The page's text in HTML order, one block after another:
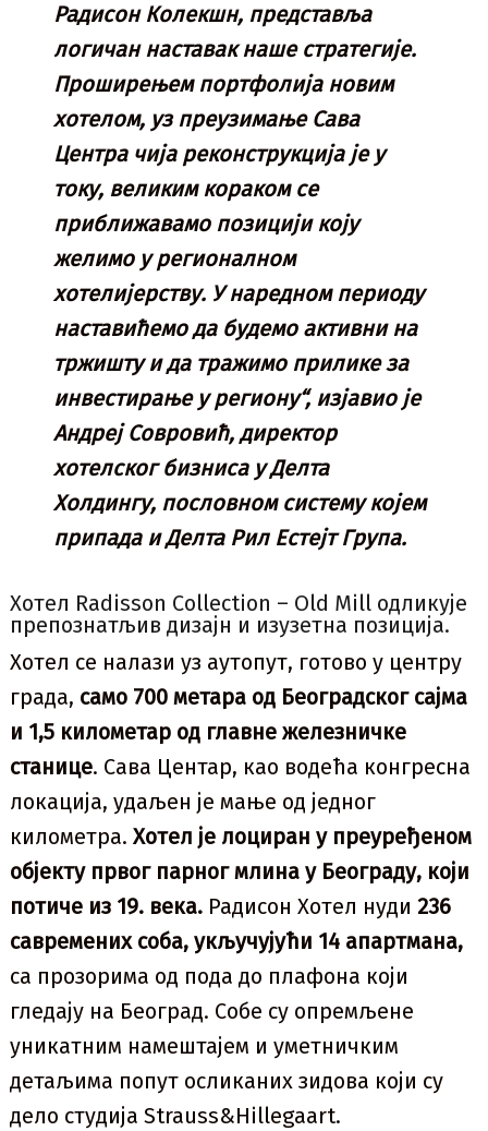
Радисон Колекшн, представља
логичан наставак наше стратегије.
Проширењем портфолија новим
хотелом, уз преузимање Сава
Центра чија реконструкција је у
току, великим кораком се
приближавамо позицији коју
желимо у регионалном
хотелијерству. У наредном периоду
наставићемо да будемо активни на
тржишту и да тражимо прилике за
инвестирање у региону“, изјавио је
Андреј Совровић, директор
хотелског бизниса у Делта
Холдингу, пословном систему којем
припада и Делта Рил Естејт Група.
Хотел Radisson Collection – Old Mill одликује
препознатљив дизајн и изузетна позиција.
Хотел се налази уз аутопут, готово у центру
града, само 700 метара од Београдског сајма
и 1,5 километар од главне железничке
станице. Сава Центар, као водећа конгресна
локација, удаљен је мање од једног
километра.Хотел је лоциран у преуређеном
објекту првог парног млина у Београду, који
потиче из 19. века. Радисон Хотел нуди236
савремених соба, укључујући 14 апартмана,
са прозорима од пода до плафона који
гледају на Београд. Собе су опремљене
уникатним намештајем и уметничким
детаљима попут осликаних зидова који су
дело студија Strauss&Hillegaart.